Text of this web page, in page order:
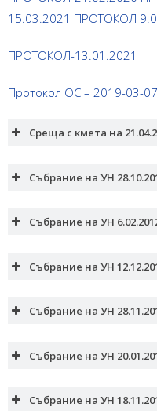
15.03.2021 ПРОТОКОЛ
ПРОТОКОЛ-13.01.2021
Протокол ОС – 2019-03-07
Среща с кмета на
Събрание на УН
Събрание на УН
Събрание на УН
Събрание на УН
Събрание на УН
Събрание на УН